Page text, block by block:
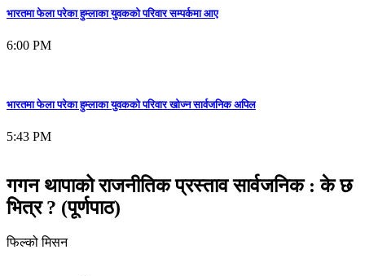
भारतमा फेला परेका हुम्लाका युवकको परिवार सम्पर्कमा आए
6:00 PM
भारतमा फेला परेका हुम्लाका युवकको परिवार खोज्न सार्वजनिक अपिल
5:43 PM
गगन थापाको राजनीतिक प्रस्ताव सार्वजनिक : के छ
भित्र ? (पूर्णपाठ)
फिल्को मिसन